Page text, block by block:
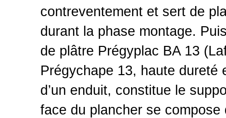
contreventement et sert de
durant la phase montage.
de plâtre Prégyplac BA 13
Prégychape 13, haute dureté
d’un enduit, constitue le
face du plancher se compose